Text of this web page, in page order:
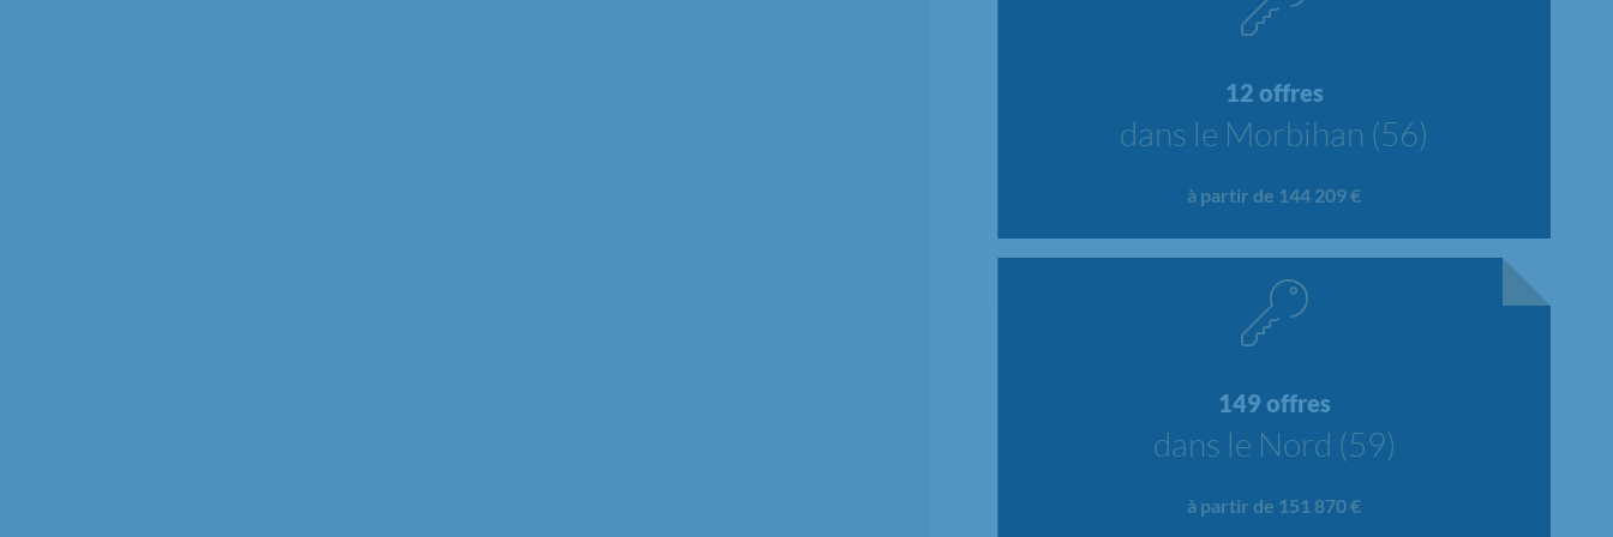
12 offres
dans le Morbihan (56)
à partir de 144 209 €
149 offres
dans le Nord (59)
à partir de 151 870 €